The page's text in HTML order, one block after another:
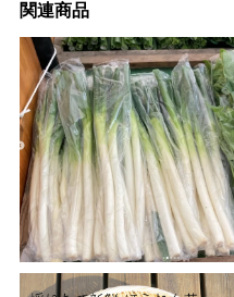
関連商品